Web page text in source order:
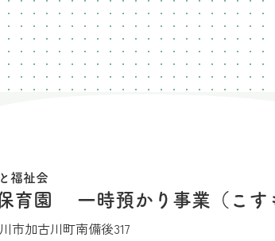
福祉会
育園 一時預かり事業（こす
市加古川町南備後317